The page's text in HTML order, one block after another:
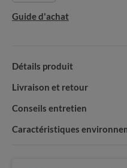
Guide d'achat
Détails produit
Livraison et retour
Conseils entretien
Caractéristiques